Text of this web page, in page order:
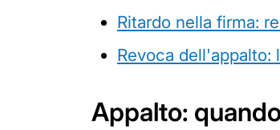
Ritardo nella firma:
Revoca
Appalto: